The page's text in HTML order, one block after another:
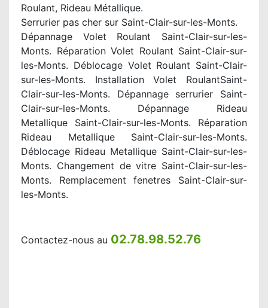
Roulant, Rideau Métallique.
Serrurier pas cher sur Saint-Clair-sur-les-Monts.
Dépannage Volet Roulant Saint-Clair-sur-les-
Monts. Réparation Volet Roulant Saint-Clair-sur-
les-Monts. Déblocage Volet Roulant Saint-Clair-
sur-les-Monts. Installation Volet RoulantSaint-
Clair-sur-les-Monts. Dépannage serrurier Saint-
Clair-sur-les-Monts. Dépannage Rideau
Metallique Saint-Clair-sur-les-Monts. Réparation
Rideau Metallique Saint-Clair-sur-les-Monts.
Déblocage Rideau Metallique Saint-Clair-sur-les-
Monts. Changement de vitre Saint-Clair-sur-les-
Monts. Remplacement fenetres Saint-Clair-sur-
les-Monts.
Contactez-nous au 02.78.98.52.76